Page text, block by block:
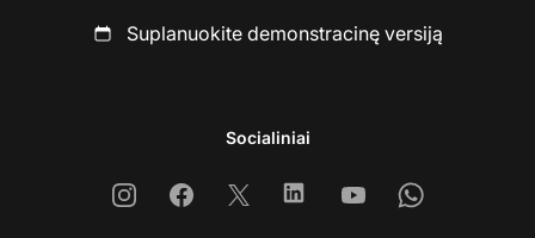
Suplanuokite demonstracinę versiją
Socialiniai
InstagramFacebook
X LinkedinYoutubeWhatsapp